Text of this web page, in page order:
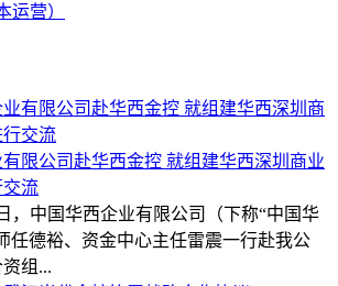
运营）
限公司赴华西金控 就组建华西深圳商业
流
，中国华西企业有限公司（下称“中国华
任德裕、资金中心主任雷震一行赴我公
组...